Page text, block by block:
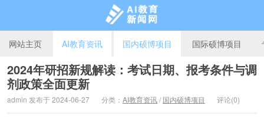
网站主页 AI教育资讯 国内硕博项目 国际硕博项目
2024年研招新规解读：考试日期、报考条件与调
剂政策全面更新
admin 发布于 2024-06-27 分类： AI教育资讯/ 国内硕博项目 评论(0)